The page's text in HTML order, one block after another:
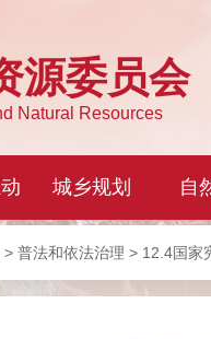
> 普法和依法治理 > 12.4国家